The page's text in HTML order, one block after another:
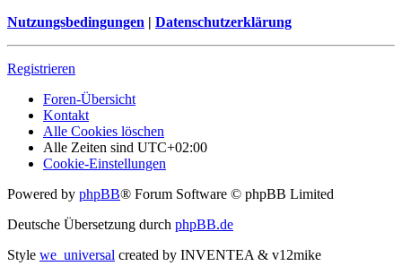
Nutzungsbedingungen | Datenschutzerklärung
Registrieren
Foren-Übersicht
Kontakt
Alle Cookies löschen
Alle Zeiten sind UTC+02:00
Cookie-Einstellungen
Powered by phpBB® Forum Software © phpBB Limited
Deutsche Übersetzung durch phpBB.de
Style we_universal created by INVENTEA & v12mike